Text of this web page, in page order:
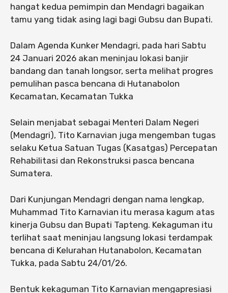
hangat kedua pemimpin dan Mendagri bagaikan
tamu yang tidak asing lagi bagi Gubsu dan Bupati.
Dalam Agenda Kunker Mendagri, pada hari Sabtu
24 Januari 2026 akan meninjau lokasi banjir
bandang dan tanah longsor, serta melihat progres
pemulihan pasca bencana di Hutanabolon
Kecamatan, Kecamatan Tukka
Selain menjabat sebagai Menteri Dalam Negeri
(Mendagri), Tito Karnavian juga mengemban tugas
selaku Ketua Satuan Tugas (Kasatgas) Percepatan
Rehabilitasi dan Rekonstruksi pasca bencana
Sumatera.
Dari Kunjungan Mendagri dengan nama lengkap,
Muhammad Tito Karnavian itu merasa kagum atas
kinerja Gubsu dan Bupati Tapteng. Kekaguman itu
terlihat saat meninjau langsung lokasi terdampak
bencana di Kelurahan Hutanabolon, Kecamatan
Tukka, pada Sabtu 24/01/26.
Bentuk kekaguman Tito Karnavian mengapresiasi